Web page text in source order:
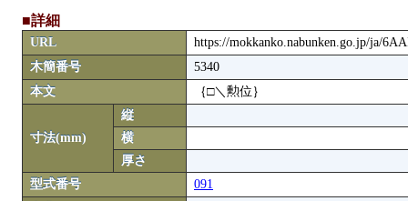
■詳細
URL
https://mokkanko.nabunken.go.jp/ja/
木簡番号
5340
本文
｛□＼勲位｝
寸法(mm)
縦
横
厚さ
型式番号
091